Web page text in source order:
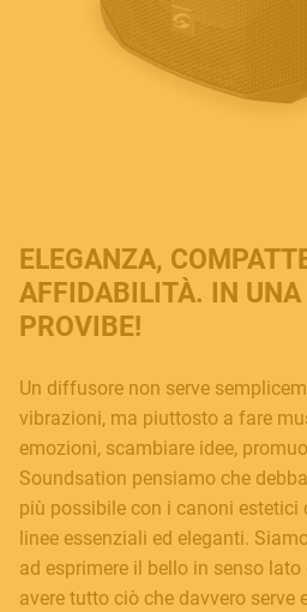
ELEGANZA,
AFFIDABILITÀ. IN UNA
PROVIBE!
Un diffusore non serve
vibrazioni, ma piuttosto a fare
emozioni, scambiare idee,
Soundsation pensiamo che
più possibile con i canoni estetici
linee essenziali ed eleganti.
ad esprimere il bello in senso lato
avere tutto ciò che davvero serve